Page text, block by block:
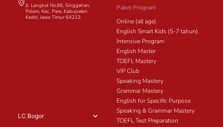
Jl. Langkat No.88, Singgahan,
Pelem, Kec. Pare, Kabupaten
Kediri, Jawa Timur 64213
LC Bogor
Paket Program
Online (all age)
English Smart Kids (5-7 tahun)
Intensive Program
English Master
TOEFL Mastery
VIP Club
Speaking Mastery
Grammar Mastery
English for Specific Purpose
Speaking & Grammar Mastery
TOEFL Test Preparation